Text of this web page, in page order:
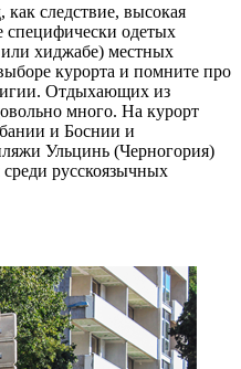
следствие, высокая
специфически одетых
хиджабе) местных
курорта и помните про
Отдыхающих из
много. На курорт
и Боснии и
Ульцинь (Черногория)
русскоязычных